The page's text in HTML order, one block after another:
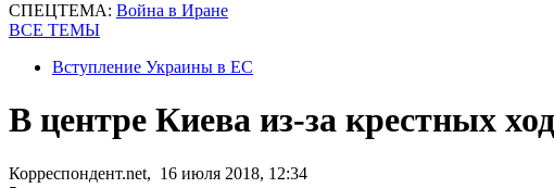
СПЕЦТЕМА: Война в Иране
ВСЕ ТЕМЫ
Вступление Украины в ЕС
В центре Киева из-за крестных
Корреспондент.net, 16 июля 2018, 12:34